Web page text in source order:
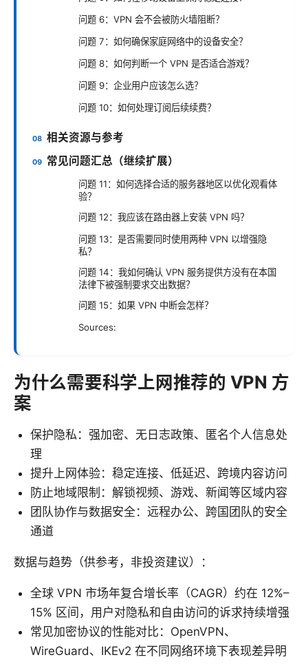
问题 6：VPN 会不会被防火墙阻断？
问题 7：如何确保家庭网络中的设备安全？
问题 8：如何判断一个 VPN 是否适合游戏？
问题 9：企业用户应该怎么选？
问题 10：如何处理订阅后续续费？
相关资源与参考
常见问题汇总（继续扩展）
问题 11：如何选择合适的服务器地区以优化观看体
验？
问题 12：我应该在路由器上安装 VPN 吗？
问题 13：是否需要同时使用两种 VPN 以增强隐
私？
问题 14：我如何确认 VPN 服务提供方没有在本国
法律下被强制要求交出数据？
问题 15：如果 VPN 中断会怎样？
Sources:
为什么需要科学上网推荐的 VPN 方
案
保护隐私：强加密、无日志政策、匿名个人信息处
理
提升上网体验：稳定连接、低延迟、跨境内容访问
防止地域限制：解锁视频、游戏、新闻等区域内容
团队协作与数据安全：远程办公、跨国团队的安全
通道
数据与趋势（供参考，非投资建议）：
全球 VPN 市场年复合增长率（CAGR）约在 12%–
15% 区间，用户对隐私和自由访问的诉求持续增强
常见加密协议的性能对比：OpenVPN、
WireGuard、IKEv2 在不同网络环境下表现差异明